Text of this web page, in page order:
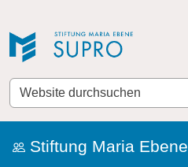
Website
durchsuchen
Stiftung Maria Ebene